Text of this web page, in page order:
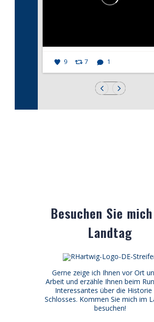
9 7 1
Besuchen Sie
Landtag
Gerne zeige ich Ihnen vor Ort
Arbeit und erzähle Ihnen beim
Interessantes über die Historie
Schlosses. Kommen Sie mich im
besuchen!